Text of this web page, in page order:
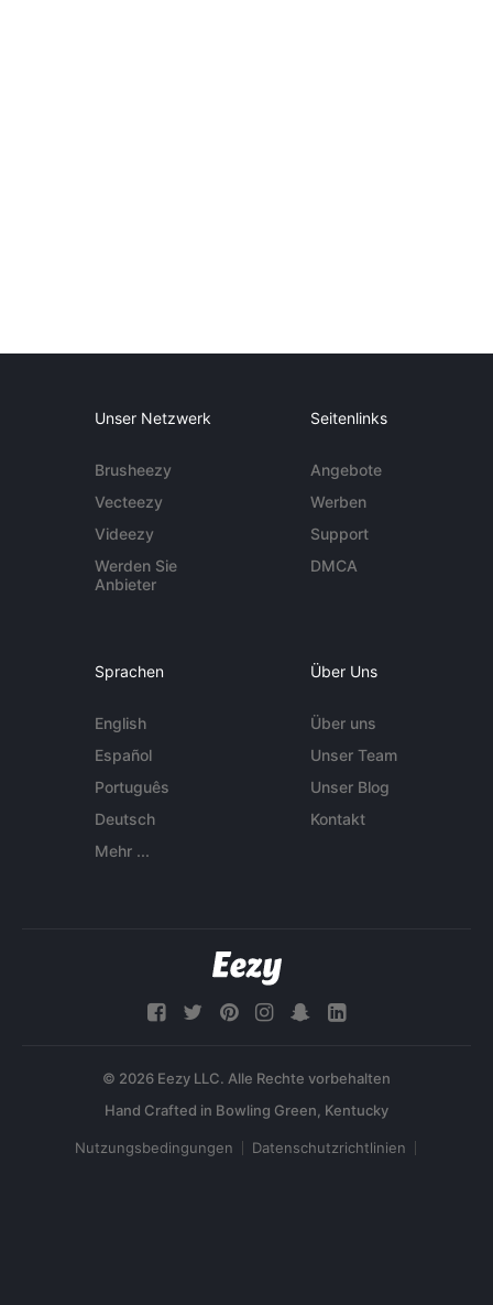
Unser Netzwerk
Brusheezy
Vecteezy
Videezy
Werden Sie
Anbieter
Seitenlinks
Angebote
Werben
Support
DMCA
Sprachen
English
Español
Português
Deutsch
Mehr ...
Über Uns
Über uns
Unser Team
Unser Blog
Kontakt
© 2026 Eezy LLC. Alle Rechte vorbehalten
Nutzungsbedingungen Datenschutzrichtlinien